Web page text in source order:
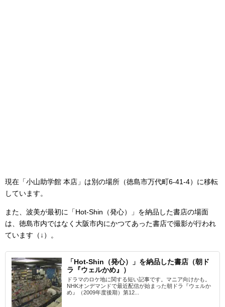
現在「小山助学館 本店」は別の場所（徳島市万代町6-41-4）に移転
しています。
また、波美が最初に「Hot-Shin（発心）」を納品した書店の場面
は、徳島市内ではなく大阪市内にかつてあった書店で撮影が行われ
ています（↓）。
「Hot-Shin（発心）」を納品した書店（朝ド
ラ『ウェルかめ』）
ドラマのロケ地に関する短い記事です。マニア向けかも。
NHKオンデマンドで最近配信が始まった朝ドラ『ウェルか
め』（2009年度後期）第12...